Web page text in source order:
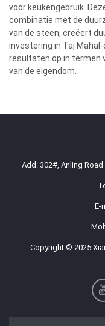
voor keukengebruik.
combinatie met de
van de steen, creëert
investering in Taj
resultaten op in termen
van de eigendom.
Add: 302#, Anling Road
E-
Copyright © 2025